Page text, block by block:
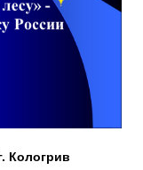
Кологрив